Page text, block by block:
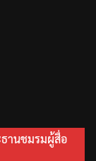
ธานชมรมผู้สื่อ